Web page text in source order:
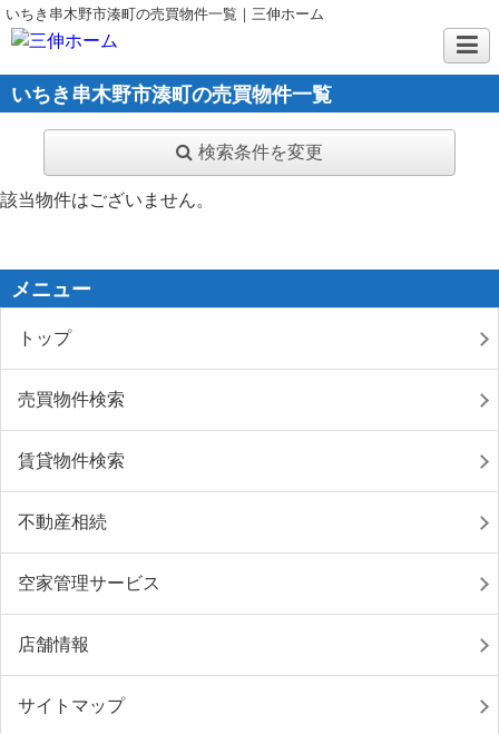
いちき串木野市湊町の売買物件一覧｜三伸ホーム
いちき串木野市湊町の売買物件一覧
検索条件を変更
該当物件はございません。
メニュー
トップ
売買物件検索
賃貸物件検索
不動産相続
空家管理サービス
店舗情報
サイトマップ